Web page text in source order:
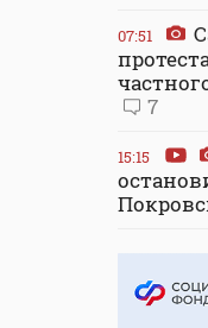
07:51
7
15:15